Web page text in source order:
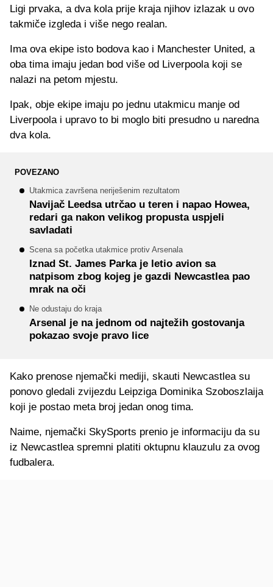
Ligi prvaka, a dva kola prije kraja njihov izlazak u ovo
takmiče izgleda i više nego realan.
Ima ova ekipe isto bodova kao i Manchester United, a
oba tima imaju jedan bod više od Liverpoola koji se
nalazi na petom mjestu.
Ipak, obje ekipe imaju po jednu utakmicu manje od
Liverpoola i upravo to bi moglo biti presudno u naredna
dva kola.
POVEZANO
Utakmica završena neriješenim rezultatom
Navijač Leedsa utrčao u teren i napao Howea,
redari ga nakon velikog propusta uspjeli
savladati
Scena sa početka utakmice protiv Arsenala
Iznad St. James Parka je letio avion sa
natpisom zbog kojeg je gazdi Newcastlea pao
mrak na oči
Ne odustaju do kraja
Arsenal je na jednom od najtežih gostovanja
pokazao svoje pravo lice
Kako prenose njemački mediji, skauti Newcastlea su
ponovo gledali zvijezdu Leipziga Dominika Szoboszlaija
koji je postao meta broj jedan onog tima.
Naime, njemački SkySports prenio je informaciju da su
iz Newcastlea spremni platiti oktupnu klauzulu za ovog
fudbalera.